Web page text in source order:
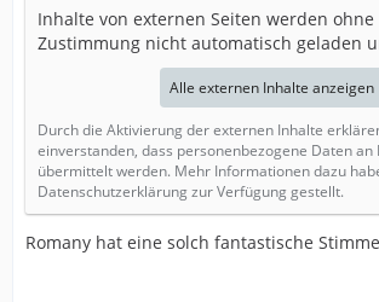
Inhalte von externen Seiten werden ohne
Zustimmung nicht automatisch geladen
Alle externen Inhalte anzeigen
Durch die Aktivierung der externen Inhalte
einverstanden, dass personenbezogene Daten
übermittelt werden. Mehr Informationen dazu
Datenschutzerklärung zur Verfügung gestellt.
Romany hat eine solch fantastische